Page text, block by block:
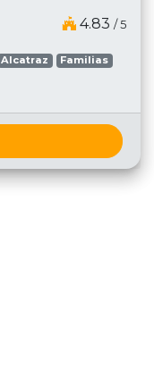
4.83 / 5
Alcatraz
Familias